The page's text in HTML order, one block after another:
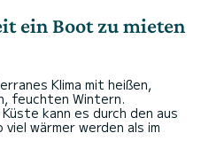
ein Boot zu mieten
Klima mit heißen,
feuchten Wintern.
kann es durch den aus
wärmer werden als im